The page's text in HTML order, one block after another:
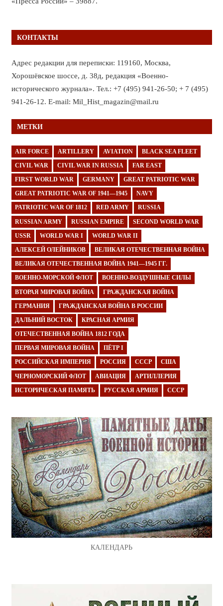
КОНТАКТЫ
Адрес редакции для переписки: 119160, Москва,
Хорошёвское шоссе, д. 38д, редакция «Военно-
исторического журнала». Тел.: +7 (495) 941-26-50; + 7 (495)
941-26-12. E-mail: Mil_Hist_magazin@mail.ru
МЕТКИ
AIR FORCE ARTILLERY AVIATION BLACK SEA FLEET
CIVIL WAR CIVIL WAR IN RUSSIA FAR EAST
FIRST WORLD WAR GERMANY GREAT PATRIOTIC WAR
GREAT PATRIOTIC WAR OF 1941—1945 NAVY
PATRIOTIC WAR OF 1812 RED ARMY RUSSIA
RUSSIAN ARMY RUSSIAN EMPIRE SECOND WORLD WAR
USSR WORLD WAR I WORLD WAR II
АЛЕКСЕЙ ОЛЕЙНИКОВ ВЕЛИКАЯ ОТЕЧЕСТВЕННАЯ ВОЙНА
ВЕЛИКАЯ ОТЕЧЕСТВЕННАЯ ВОЙНА 1941—1945 ГГ.
ВОЕННО-МОРСКОЙ ФЛОТ ВОЕННО-ВОЗДУШНЫЕ СИЛЫ
ВТОРАЯ МИРОВАЯ ВОЙНА ГРАЖДАНСКАЯ ВОЙНА
ГЕРМАНИЯ ГРАЖДАНСКАЯ ВОЙНА В РОССИИ
ДАЛЬНИЙ ВОСТОК КРАСНАЯ АРМИЯ
ОТЕЧЕСТВЕННАЯ ВОЙНА 1812 ГОДА
ПЕРВАЯ МИРОВАЯ ВОЙНА ПЁТР I
РОССИЙСКАЯ ИМПЕРИЯ РОССИЯ СССР США
ЧЕРНОМОРСКИЙ ФЛОТ АВИАЦИЯ АРТИЛЛЕРИЯ
ИСТОРИЧЕСКАЯ ПАМЯТЬ РУССКАЯ АРМИЯ СССР
КАЛЕНДАРЬ